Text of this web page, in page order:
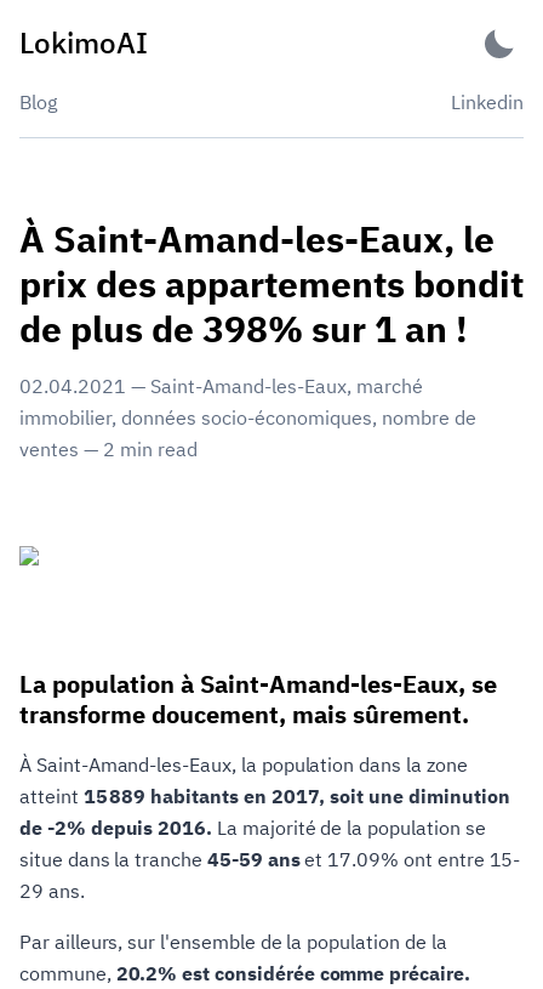
LokimoAI
Blog Linkedin
À Saint-Amand-les-Eaux, le
prix des appartements bondit
de plus de 398% sur 1 an !
02.04.2021 — Saint-Amand-les-Eaux, marché
immobilier, données socio-économiques, nombre de
ventes — 2 min read
La population à Saint-Amand-les-Eaux, se
transforme doucement, mais sûrement.
À Saint-Amand-les-Eaux, la population dans la zone
atteint 15 889 habitants en 2017, soit une diminution
de -2% depuis 2016. La majorité de la population se
situe dans la tranche 45-59 anset 17.09% ont entre 15-
29 ans.
Par ailleurs, sur l'ensemble de la population de la
commune, 20.2% est considérée comme précaire.